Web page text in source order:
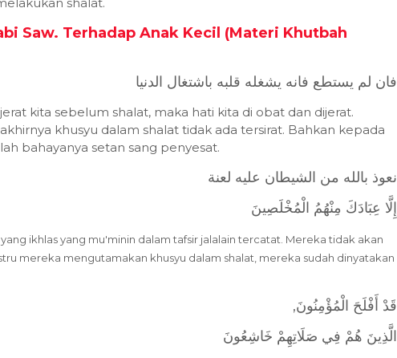
Saw. Terhadap Anak Kecil (Materi Khutbah
فان لم يستطع فانه يشغله قلبه باشتغال الدنيا
kita sebelum shalat, maka hati kita di obat dan dijerat.
khusyu dalam shalat tidak ada tersirat. Bahkan kepada
bahayanya setan sang penyesat.
نعوذ بالله من الشيطان عليه لعنة
إِلَّا عِبَادَكَ مِنْهُمُ الْمُخْلَصِينَ
ikhlas yang mu'minin dalam tafsir jalalain tercatat. Merekatidak akan
mereka mengutamakan khusyu dalam shalat, mereka sudah dinyatakan
,قَدْ أَفْلَحَ الْمُؤْمِنُونَ
الَّذِينَ هُمْ فِي صَلَاتِهِمْ خَاشِعُونَ